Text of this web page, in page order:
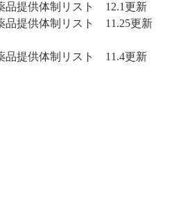
品提供体制リスト 12.1更新
品提供体制リスト 11.25更新
品提供体制リスト 11.4更新